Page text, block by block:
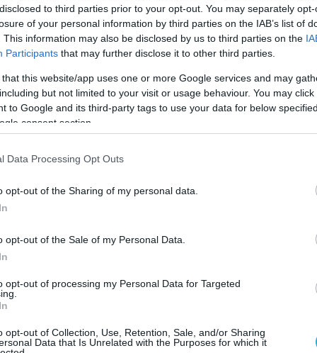
to third parties prior to your opt-out. You may separately
of your personal information by third parties on the IAB’s list of
This information may also be disclosed by us to third parties on the
Participants that may further disclose it to other third parties.
that this website/app uses one or more Google services and may
but not limited to your visit or usage behaviour. You may
to Google and its third-party tags to use your data for below
consent section.
Data Processing Opt Outs
opt-out of the Sharing of my personal data.
opt-out of the Sale of my Personal Data.
opt-out of processing my Personal Data for Targeted
opt-out of Collection, Use, Retention, Sale, and/or Sharing
Data that Is Unrelated with the Purposes for which it
πίεσης έθετε σε κίνδυνο τη ρήξη του
από το χταπόδι στο στομάχι, ανέτρεψαν την
το χταπόδι από το κεφάλι και να το
Η περίπτωση δημοσιεύθηκε σε ιατρικό
την Αμερικανική Γαστρεντερική Ένωση, από
felt stuck in his throat. Doctors found
Hospital after vomiting and struggling to
June 12, 2026